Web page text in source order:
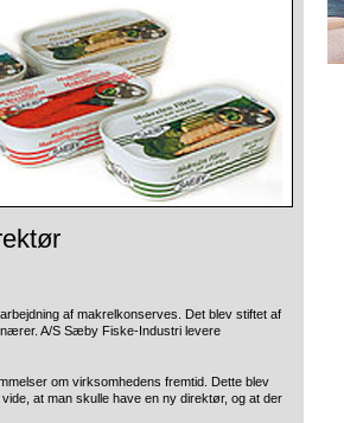
af makrelkonserves.
Det blev stiftet af
A/S Sæby Fiske-Industri levere
om virksomhedens fremtid. Dette blev
at man skulle have en ny direktør, og at der